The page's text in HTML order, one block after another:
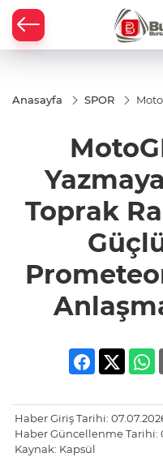
Anasayfa SPOR
Toprak
Haber Giriş Tarihi:
Haber Güncellenme Tarihi:
Kaynak: Kapsül